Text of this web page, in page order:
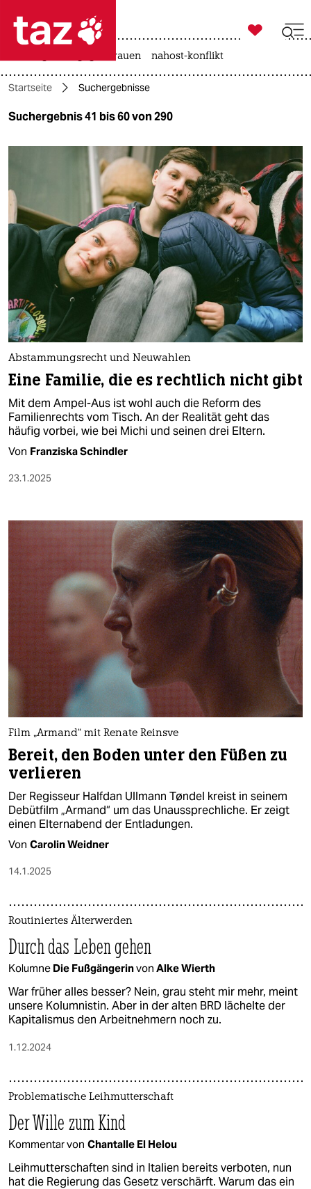
 taz zahl ich
taz zahl ich
themen
öko
gesellschaft
kultur
berlin
nord
wahrheit
verlag
verlag
unterstützen
abo
genossenschaft
epaper login

taz zahl ich
gewalt gegen frauen nahost-konflikt
Startseite Suchergebnisse
Suchergebnis 41 bis 60 von 290
Abstammungsrecht und Neuwahlen
Eine Familie, die es rechtlich nicht gibt
Mit dem Ampel-Aus ist wohl auch die Reform des
Familienrechts vom Tisch. An der Realität geht das
häufig vorbei, wie bei Michi und seinen drei Eltern.
Von Franziska Schindler
23.1.2025
Film „Armand“ mit Renate Reinsve
Bereit, den Boden unter den Füßen zu
verlieren
Der Regisseur Halfdan Ullmann Tøndel kreist in seinem
Debütfilm „Armand“ um das Unaussprechliche. Er zeigt
einen Elternabend der Entladungen.
Von Carolin Weidner
14.1.2025
Routiniertes Älterwerden
Durch das Leben gehen
Kolumne Die Fußgängerinvon Alke Wierth
War früher alles besser? Nein, grau steht mir mehr, meint
unsere Kolumnistin. Aber in der alten BRD lächelte der
Kapitalismus den Ar­beit­neh­me­rn noch zu.
1.12.2024
Problematische Leihmutterschaft
Der Wille zum Kind
Kommentar von Chantalle El Helou
Leihmutterschaften sind in Italien bereits verboten, nun
hat die Regierung das Gesetz verschärft. Warum das ein